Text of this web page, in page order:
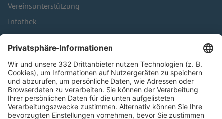
Vereinsunterstützung
Infothek
Kontakt
HÄUFIG BESUCHTE SEITEN
Pässe und Vereinswechsel
Trainerausbildung
Schulungsangebot Vereinsmitarbeiter